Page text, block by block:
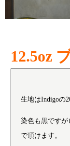
12.5oz
生地はIndigoの
染色も黒です
で頂けます。